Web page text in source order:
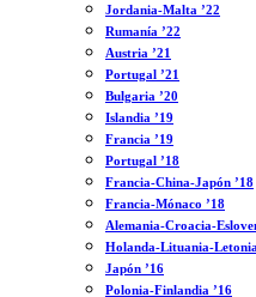
Jordania-Malta ’22
Rumanía ’22
Austria ’21
Portugal ’21
Bulgaria ’20
Islandia ’19
Francia ’19
Portugal ’18
Francia-China-Japón ’18
Francia-Mónaco ’18
Alemania-Croacia-
Holanda-Lituania-
Japón ’16
Polonia-Finlandia ’16